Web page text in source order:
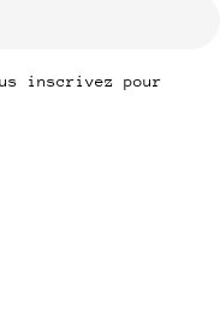
inscrivez pour